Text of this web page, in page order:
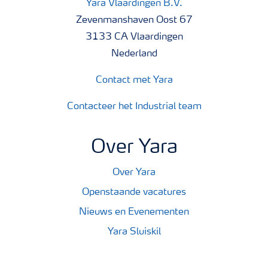
Yara Vlaardingen B.V.
Zevenmanshaven Oost 67
3133 CA Vlaardingen
Nederland
Contact met Yara
Contacteer het Industrial team
Over Yara
Over Yara
Openstaande vacatures
Nieuws en Evenementen
Yara Sluiskil